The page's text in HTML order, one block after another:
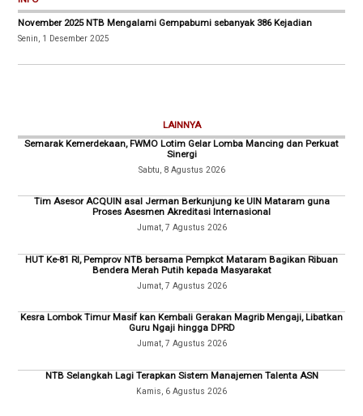
November 2025 NTB Mengalami Gempabumi sebanyak 386 Kejadian
Senin, 1 Desember 2025
LAINNYA
Semarak Kemerdekaan, FWMO Lotim Gelar Lomba Mancing dan Perkuat
Sinergi
Sabtu, 8 Agustus 2026
Tim Asesor ACQUIN asal Jerman Berkunjung ke UIN Mataram guna
Proses Asesmen Akreditasi Internasional
Jumat, 7 Agustus 2026
HUT Ke-81 RI, Pemprov NTB bersama Pempkot Mataram Bagikan Ribuan
Bendera Merah Putih kepada Masyarakat
Jumat, 7 Agustus 2026
Kesra Lombok Timur Masif kan Kembali Gerakan Magrib Mengaji, Libatkan
Guru Ngaji hingga DPRD
Jumat, 7 Agustus 2026
NTB Selangkah Lagi Terapkan Sistem Manajemen Talenta ASN
Kamis, 6 Agustus 2026